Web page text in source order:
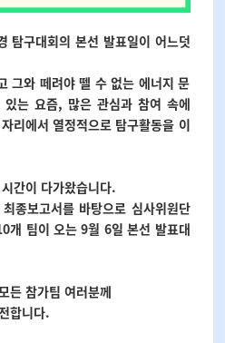
탐구대회의 본선 발표일이 어느덧
그와 떼려야 뗄 수 없는 에너지 문
는 요즘, 많은 관심과 참여 속에
리에서 열정적으로 탐구활동을 이
간이 다가왔습니다.
종보고서를 바탕으로 심사위원단
개 팀이 오는 9월 6일 본선 발표대
든 참가팀 여러분께
합니다.